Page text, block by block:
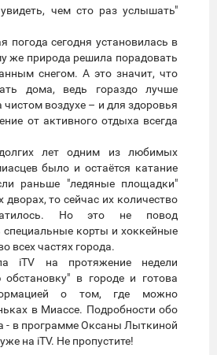
чем сто раз услышать"
погода сегодня установилась в
же природа решила порадовать
снегом. А это значит, что
дома, ведь гораздо лучше
чистом воздухе – и для здоровья
от активного отдыха всегда
лет одним из любимых
было и остаётся катание
раньше "ледяные площадки"
дворах, то сейчас их количество
Но это не повод
специальные корты и хоккейные
всех частях города.
iTV на протяжение недели
обстановку" в городе и готова
о том, где можно
в Миассе. Подробности обо
- в программе Оксаны Лыткиной
на iTV. Не пропустите!